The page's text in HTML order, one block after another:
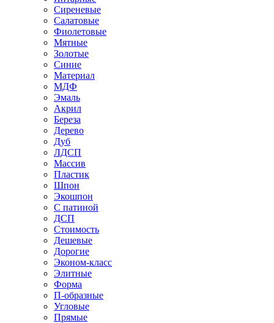
Сиреневые
Салатовые
Фиолетовые
Мятные
Золотые
Синие
Материал
МДФ
Эмаль
Акрил
Береза
Дерево
Дуб
ЛДСП
Массив
Пластик
Шпон
Экошпон
С патиной
ДСП
Стоимость
Дешевые
Дорогие
Эконом-класс
Элитные
Форма
П-образные
Угловые
Прямые